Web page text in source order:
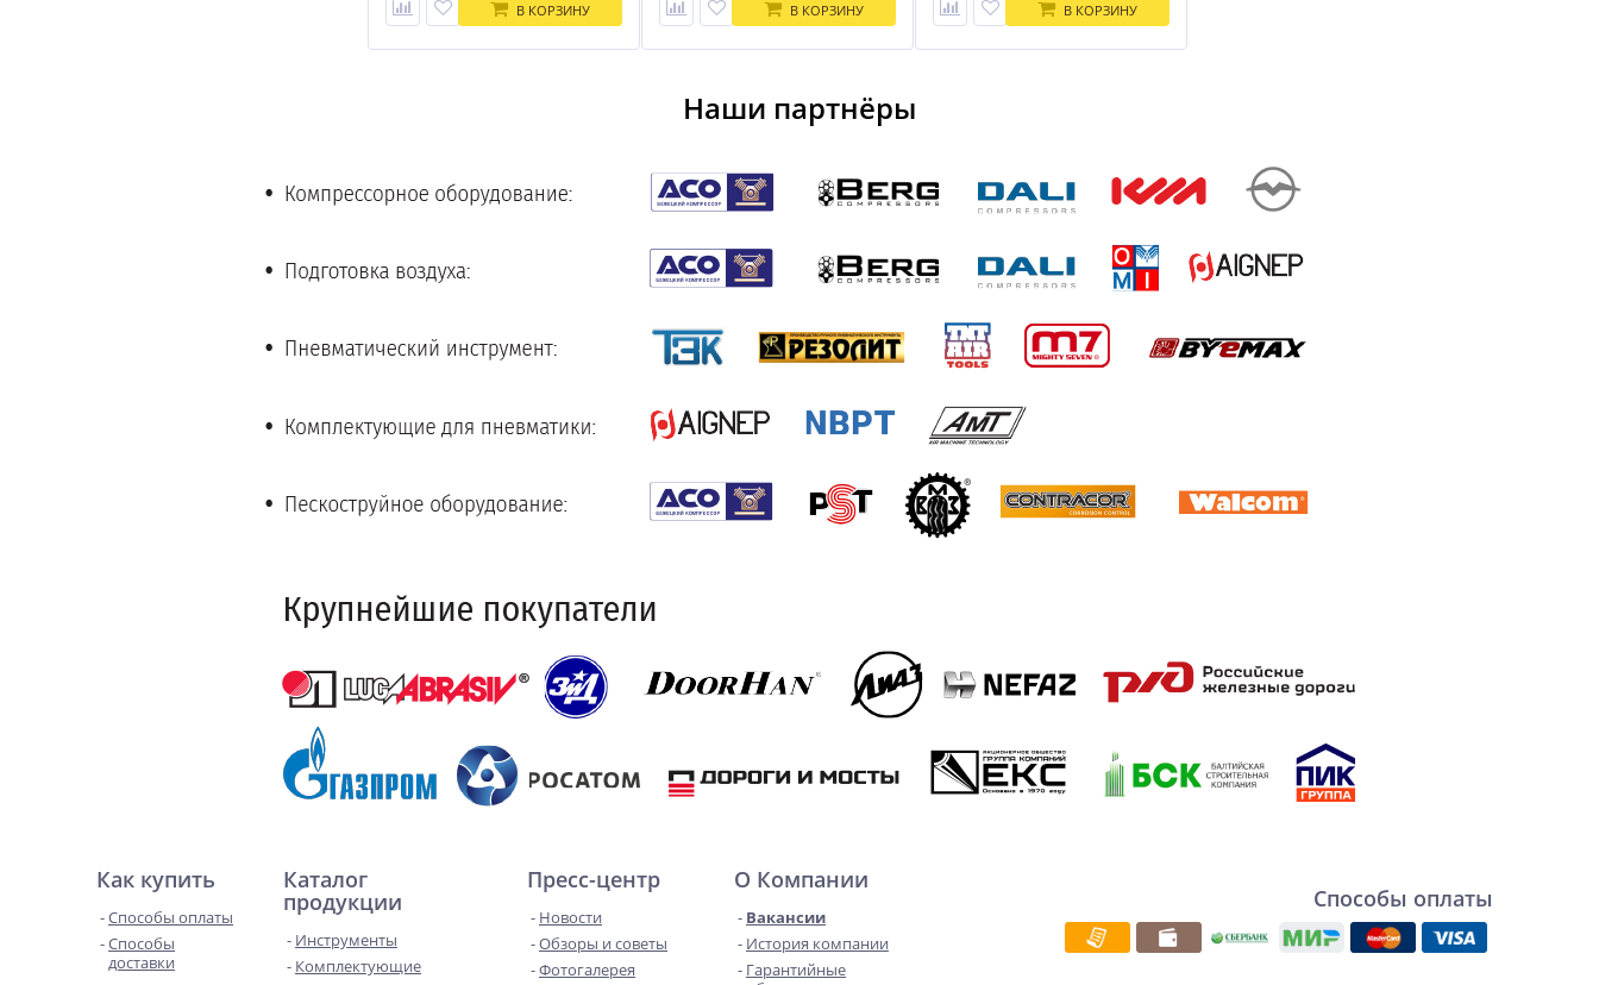
В КОРЗИНУ
В КОРЗИНУ
В КОРЗИНУ
Наши партнёры
Как купить
Способы оплаты
Способы
доставки
Каталог
продукции
Инструменты
Комплектующие
Пресс-центр
Новости
Обзоры и советы
Фотогалерея
О Компании
Вакансии
История компании
Гарантийные
Способы оплаты